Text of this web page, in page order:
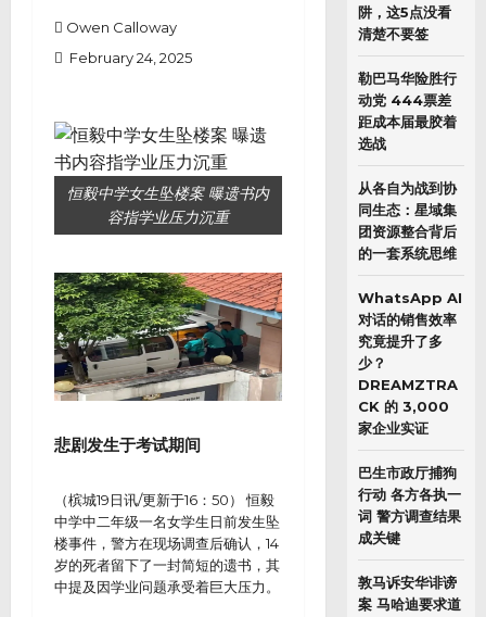
Owen Calloway
February 24, 2025
恒毅中学女生坠楼案 曝遗书内
容指学业压力沉重
悲剧发生于考试期间
（槟城19日讯/更新于16：50） 恒毅
中学中二年级一名女学生日前发生坠
楼事件，警方在现场调查后确认，14
岁的死者留下了一封简短的遗书，其
中提及因学业问题承受着巨大压力。
阱，这5点没看
清楚不要签
勒巴马华险胜行
动党 444票差
距成本届最胶着
选战
从各自为战到协
同生态：星域集
团资源整合背后
的一套系统思维
WhatsApp AI
对话的销售效率
究竟提升了多
少？
DREAMZTRA
CK 的 3,000
家企业实证
巴生市政厅捕狗
行动 各方各执一
词 警方调查结果
成关键
敦马诉安华诽谤
案 马哈迪要求道